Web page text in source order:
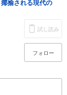
揄される現代の
試し読み
フォロー